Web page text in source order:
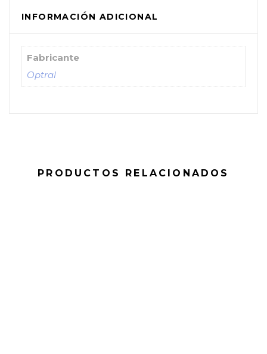
INFORMACIÓN ADICIONAL
Fabricante
Optral
PRODUCTOS RELACIONADOS